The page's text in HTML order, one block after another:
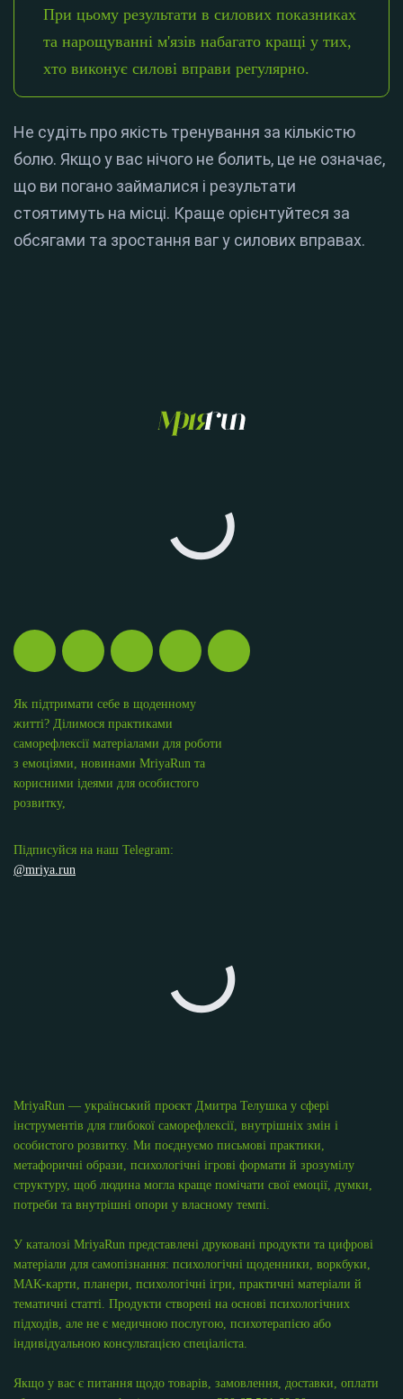
При цьому результати в силових показниках
та нарощуванні м'язів набагато кращі у тих,
хто виконує силові вправи регулярно.
Не судіть про якість тренування за кількістю
болю. Якщо у вас нічого не болить, це не означає,
що ви погано займалися і результати
стоятимуть на місці. Краще орієнтуйтеся за
обсягами та зростання ваг у силових вправах.
Як підтримати себе в щоденному
житті? Ділимося практиками
саморефлексії матеріалами для роботи
з емоціями, новинами MriyaRun та
корисними ідеями для особистого
розвитку,
Підписуйся на наш Telegram:
@mriya.run
MriyaRun — український проєкт Дмитра Телушка у сфері
інструментів для глибокої саморефлексії, внутрішніх змін і
особистого розвитку. Ми поєднуємо письмові практики,
метафоричні образи, психологічні ігрові формати й зрозумілу
структуру, щоб людина могла краще помічати свої емоції, думки,
потреби та внутрішні опори у власному темпі.
У каталозі MriyaRun представлені друковані продукти та цифрові
матеріали для самопізнання: психологічні щоденники, воркбуки,
МАК-карти, планери, психологічні ігри, практичні матеріали й
тематичні статті. Продукти створені на основі психологічних
підходів, але не є медичною послугою, психотерапією або
індивідуальною консультацією спеціаліста.
Якщо у вас є питання щодо товарів, замовлення, доставки, оплати